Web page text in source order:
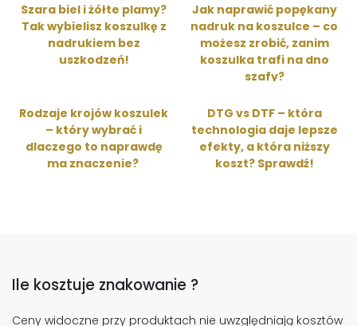
Szara biel i żółte plamy?
Tak wybielisz koszulkę z
nadrukiem bez
uszkodzeń!
Jak naprawić popękany
nadruk na koszulce – co
możesz zrobić, zanim
koszulka trafi na dno
szafy?
Rodzaje krojów koszulek
– który wybrać i
dlaczego to naprawdę
ma znaczenie?
DTG vs DTF – która
technologia daje lepsze
efekty, a która niższy
koszt? Sprawdź!
Ile kosztuje znakowanie ?
Ceny widoczne przy produktach nie uwzględniają kosztów